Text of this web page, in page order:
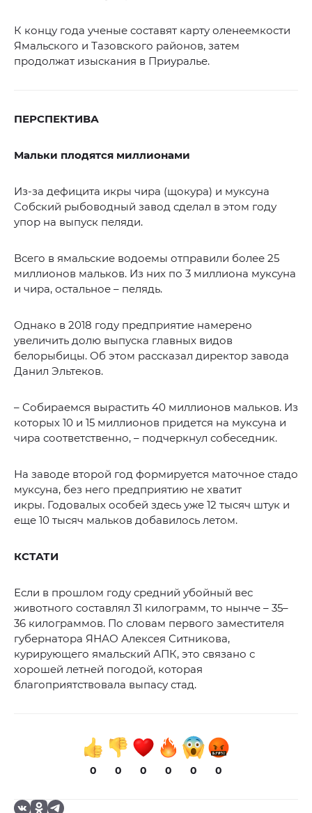
К концу года ученые составят карту оленеемкости
Ямальского и Тазовского районов, затем
продолжат изыскания в Приуралье.
ПЕРСПЕКТИВА
Мальки плодятся миллионами
Из-за дефицита икры чира (щокура) и муксуна
Собский рыбоводный завод сделал в этом году
упор на выпуск пеляди.
Всего в ямальские водоемы отправили более 25
миллионов мальков. Из них по 3 миллиона муксуна
и чира, остальное – пелядь.
Однако в 2018 году предприятие намерено
увеличить долю выпуска главных видов
белорыбицы. Об этом рассказал директор завода
Данил Эльтеков.
– Собираемся вырастить 40 миллионов мальков. Из
которых 10 и 15 миллионов придется на муксуна и
чира соответственно, – подчеркнул собеседник.
На заводе второй год формируется маточное стадо
муксуна, без него предприятию не хватит
икры. Годовалых особей здесь уже 12 тысяч штук и
еще 10 тысяч мальков добавилось летом.
КСТАТИ
Если в прошлом году средний убойный вес
животного составлял 31 килограмм, то нынче – 35–
36 килограммов. По словам первого заместителя
губернатора ЯНАО Алексея Ситникова,
курирующего ямальский АПК, это связано с
хорошей летней погодой, которая
благоприятствовала выпасу стад.
0 0 0 0 0 0